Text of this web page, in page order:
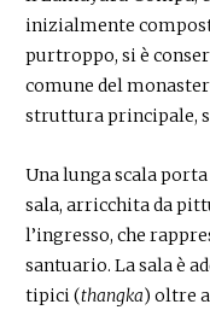
inizialmente
purtroppo, si è
comune del
struttura principale,
Una lunga scala
sala, arricchita da
l’ingresso, che
santuario. La sala è
tipici (thangka) oltre